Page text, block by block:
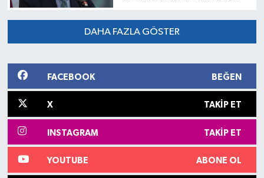
koruyarak Şampiyonlar Ligi için güçlü
takviyeler yapacaklarını açıkladı.
DAHA FAZLA GÖSTER
FACEBOOK BEĞEN
X TAKIP ET
INSTAGRAM TAKIP ET
YOUTUBE ABONE OL